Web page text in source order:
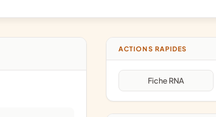
ACTIONS RAPIDES
Fiche RNA